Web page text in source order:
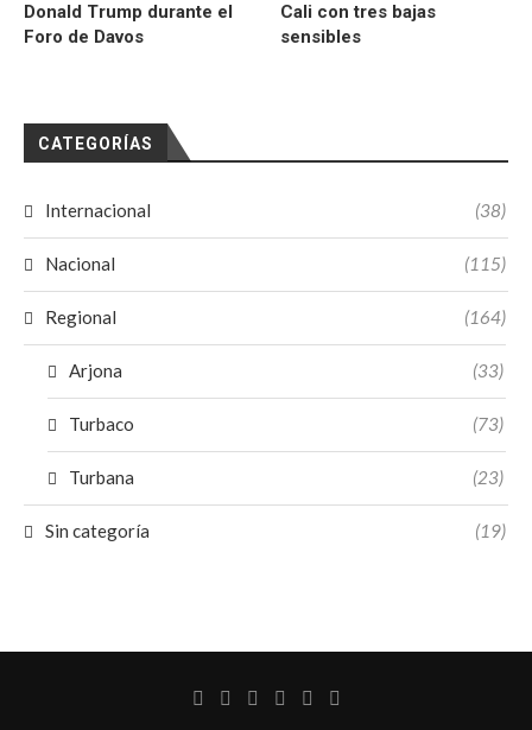
Donald Trump durante el
Foro de Davos
Cali con tres bajas
sensibles
CATEGORÍAS
Internacional (38)
Nacional (115)
Regional (164)
Arjona (33)
Turbaco (73)
Turbana (23)
Sin categoría (19)